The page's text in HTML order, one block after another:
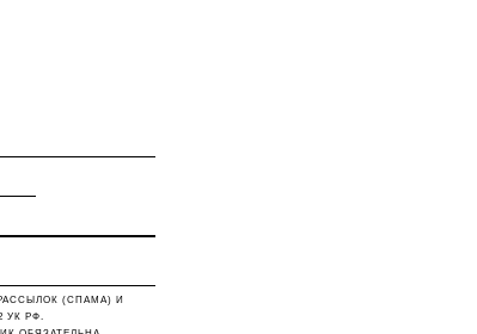
(СПАМА) И
УК РФ.